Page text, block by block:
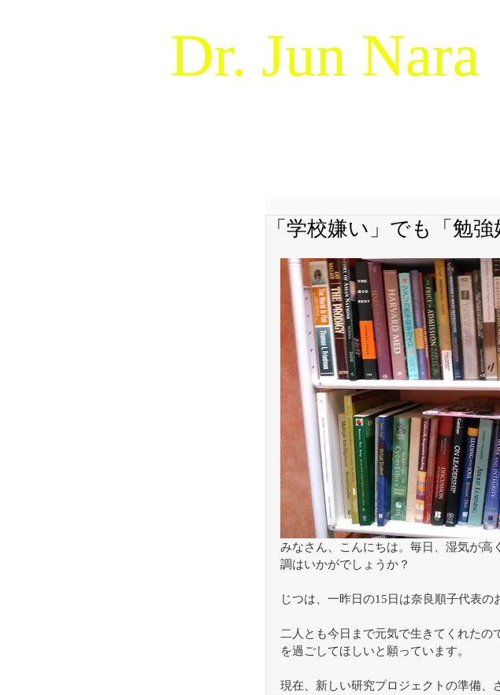
Dr. Jun Nara
「学校嫌い」でも「勉
みなさん、こんにちは。毎日、湿気が高
調はいかがでしょうか？
じつは、一昨日の15日は奈良順子代表の
二人とも今日まで元気で生きてくれた
を過ごしてほしいと願っています。
現在、新しい研究プロジェクトの準備、